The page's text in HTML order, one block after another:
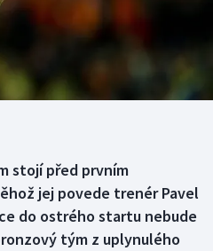
stojí před prvním
jej povede trenér Pavel
do ostrého startu nebude
tým z uplynulého